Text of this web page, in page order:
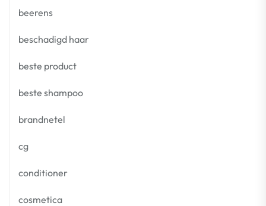
beerens
beschadigd haar
beste product
beste shampoo
brandnetel
cg
conditioner
cosmetica